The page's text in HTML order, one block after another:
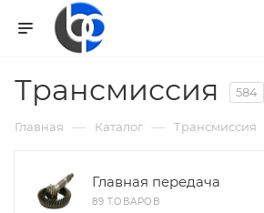
Трансмиссия 584
Главная — Каталог — Трансмиссия
Главная передача
89 ТОВАРОВ